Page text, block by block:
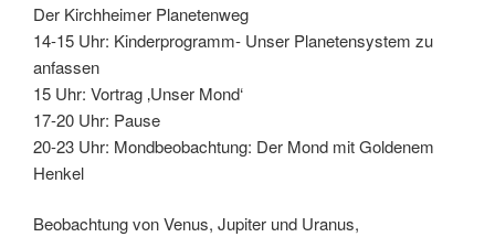
Der Kirchheimer Planetenweg
14-15 Uhr: Kinderprogramm- Unser Planetensystem zu
anfassen
15 Uhr: Vortrag ‚Unser Mond‘
17-20 Uhr: Pause
20-23 Uhr: Mondbeobachtung: Der Mond mit Goldenem
Henkel
Beobachtung von Venus, Jupiter und Uranus,